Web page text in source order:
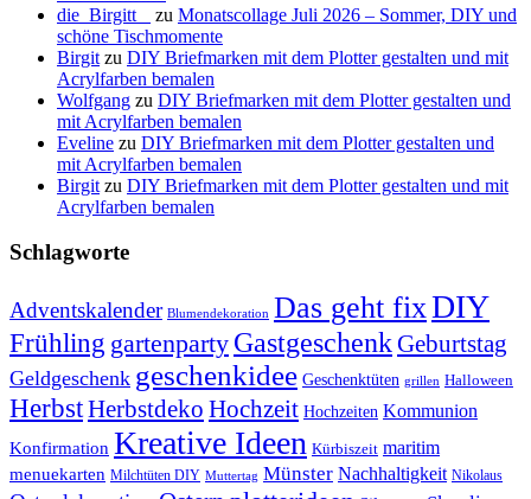
die_Birgitt _
zu Monatscollage Juli 2026 – Sommer, DIY und
schöne Tischmomente
Birgit zu DIY Briefmarken mit dem Plotter gestalten und mit
Acrylfarben bemalen
Wolfgang zu DIY Briefmarken mit dem Plotter gestalten und
mit Acrylfarben bemalen
Eveline zu DIY Briefmarken mit dem Plotter gestalten und
mit Acrylfarben bemalen
Birgit zu DIY Briefmarken mit dem Plotter gestalten und mit
Acrylfarben bemalen
Schlagworte
Adventskalender Blumendekoration Das geht fixDIY
Frühling gartenparty GastgeschenkGeburtstag
Geldgeschenk geschenkidee Geschenktüten grillen Halloween
HerbstHerbstdeko Hochzeit Hochzeiten Kommunion
Konfirmation Kreative Ideen Kürbiszeit maritim
menuekarten Milchtüten DIY Muttertag Münster Nachhaltigkeit Nikolaus